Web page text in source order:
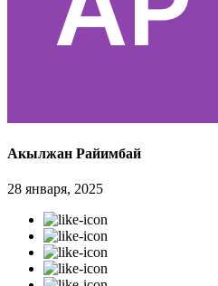
Акылжан Райимбай
28 января, 2025